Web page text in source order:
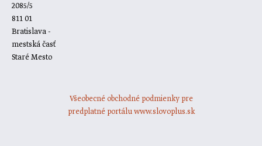
2085/5
811 01
Bratislava -
mestská časť
Staré Mesto
Všeobecné obchodné podmienky pre
predplatné portálu www.slovoplus.sk